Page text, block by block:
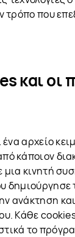
τρόπο που
και
αρχείο
κάποιον
μια κινητή
δημιούργησε
ανάκτηση
Κάθε
το